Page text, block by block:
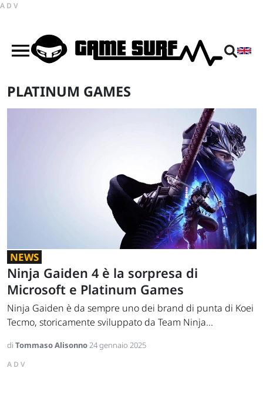
ADV
PLATINUM GAMES
NEWS
Ninja Gaiden 4 è la sorpresa di
Microsoft e Platinum Games
Ninja Gaiden è da sempre uno dei brand di punta di Koei
Tecmo, storicamente sviluppato da Team Ninja...
di Tommaso Alisonno24 gennaio 2025
ADV